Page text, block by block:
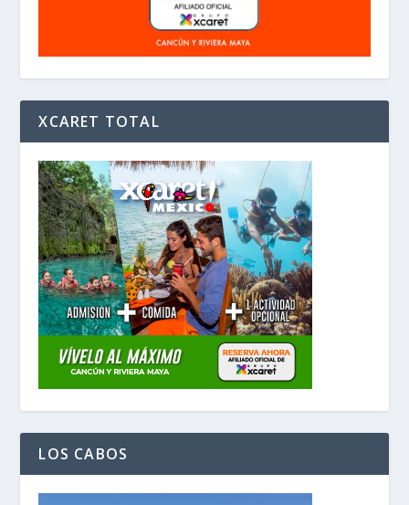
XCARET TOTAL
LOS CABOS